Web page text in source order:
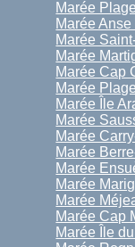
Marée
Marée
Marée
Marée
Marée Cap
Marée
Marée Île
Marée
Marée
Marée
Marée
Marée
Marée
Marée Cap
Marée Île